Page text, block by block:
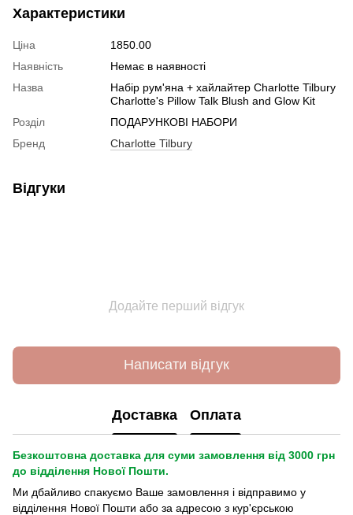
Характеристики
Ціна
1850.00
Наявність
Немає в наявності
Назва
Набір рум'яна + хайлайтер Charlotte Tilbury
Charlotte's Pillow Talk Blush and Glow Kit
Розділ
ПОДАРУНКОВІ НАБОРИ
Бренд
Charlotte Tilbury
Відгуки
Додайте перший відгук
Написати відгук
Доставка Оплата
Безкоштовна доставка для суми замовлення від 3000 грн
до відділення Нової Пошти.
Ми дбайливо спакуємо Ваше замовлення і відправимо у
відділення Нової Пошти або за адресою з кур'єрською